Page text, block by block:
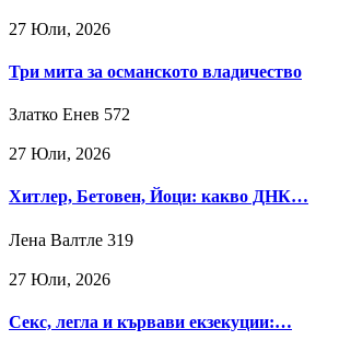
27 Юли, 2026
Три мита за османското владичество
Златко Енев 572
27 Юли, 2026
Хитлер, Бетовен, Йоци: какво ДНК…
Лена Валтле 319
27 Юли, 2026
Секс, легла и кървави екзекуции:…